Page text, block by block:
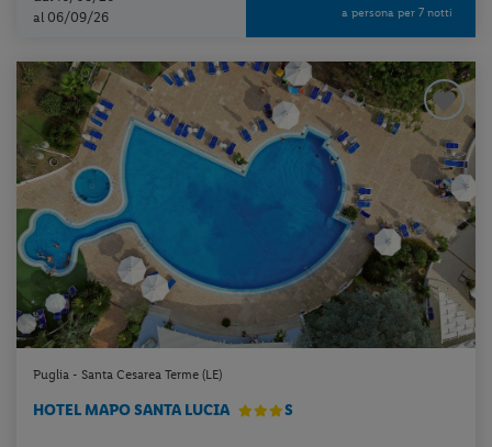
al 06/09/26
a persona per 7 notti
Puglia - Santa Cesarea Terme (LE)
HOTEL MAPO SANTA LUCIA S